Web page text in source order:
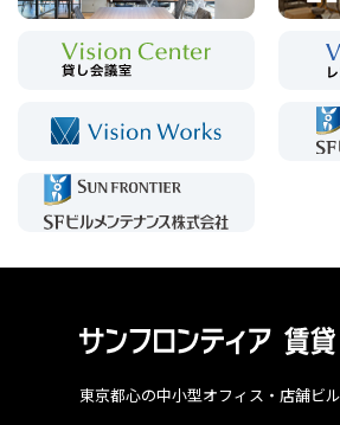
東京都心の中小型オフィス・店舗ビ